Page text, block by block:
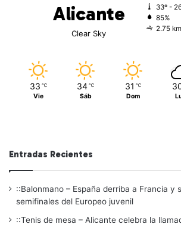
Alicante
Clear Sky
33º -
85%
2.75
33 ℃
Vie
34 ℃
Sáb
31 ℃
Dom
Entradas Recientes
::Balonmano – España derriba a Francia y
semifinales del Europeo juvenil
::Tenis de mesa – Alicante celebra la